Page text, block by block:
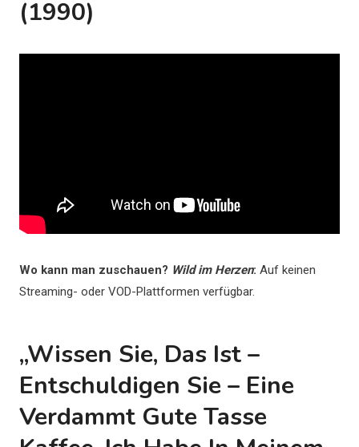
(1990)
Wo kann man zuschauen? Wild im Herzen: Auf keinen
Streaming- oder VOD-Plattformen verfügbar.
„Wissen Sie, Das Ist –
Entschuldigen Sie – Eine
Verdammt Gute Tasse